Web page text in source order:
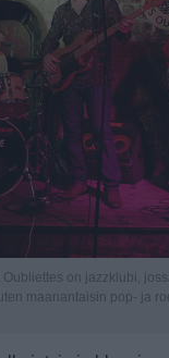
on jazzklubi,
maanantaisin pop- ja